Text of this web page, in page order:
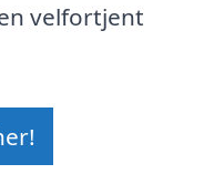
velfortjent